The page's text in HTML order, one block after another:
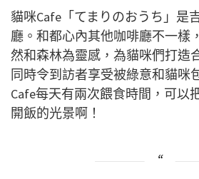
貓咪Cafe「てまりのおうち」是
廳。和都心內其他咖啡廳不一樣
然和森林為靈感，為貓咪們打造
同時令到訪者享受被綠意和貓咪
Cafe每天有兩次餵食時間，可以
開飯的光景啊！